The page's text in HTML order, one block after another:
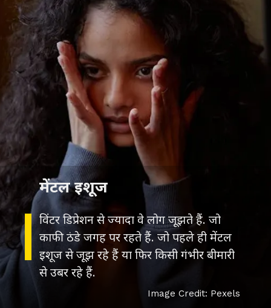
विंटर डिप्रेशन से ज्यादा वे लोग जूझते हैं. जो
काफी ठंडे जगह पर रहते हैं. जो पहले ही मेंटल
इशूज से जूझ रहे हैं या फिर किसी गंभीर बीमारी
से उबर रहे हैं.
मेंटल इशूज
Image Credit: Pexels